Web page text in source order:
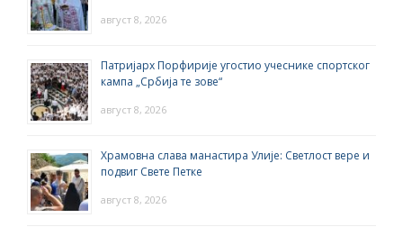
август 8, 2026
Патријарх Порфирије угостио учеснике спортског
кампа „Србија те зове“
август 8, 2026
Храмовна слава манастира Улије: Светлост вере и
подвиг Свете Петке
август 8, 2026